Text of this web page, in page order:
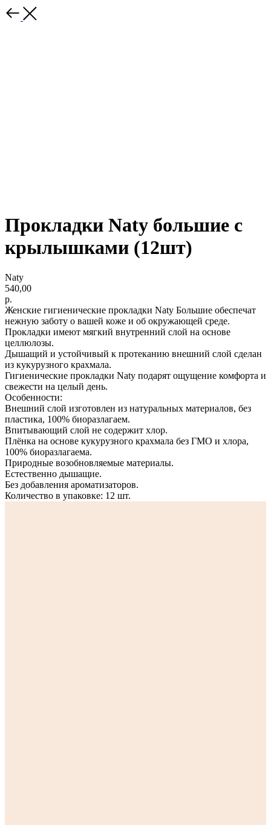
Прокладки Naty большие с
крылышками (12шт)
Naty
540,00
р.
Женские гигиенические прокладки Naty Большие обеспечат
нежную заботу о вашей коже и об окружающей среде.
Прокладки имеют мягкий внутренний слой на основе
целлюлозы.
Дышащий и устойчивый к протеканию внешний слой сделан
из кукурузного крахмала.
Гигиенические прокладки Naty подарят ощущение комфорта и
свежести на целый день.
Особенности:
Внешний слой изготовлен из натуральных материалов, без
пластика, 100% биоразлагаем.
Впитывающий слой не содержит хлор.
Плёнка на основе кукурузного крахмала без ГМО и хлора,
100% биоразлагаема.
Природные возобновляемые материалы.
Естественно дышащие.
Без добавления ароматизаторов.
Количество в упаковке: 12 шт.